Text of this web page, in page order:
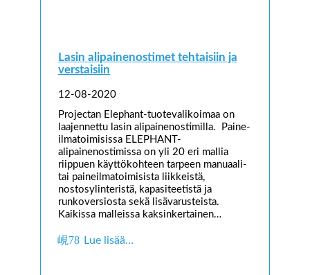
Lasin alipainenostimet tehtaisiin ja
verstaisiin
12-08-2020
Projectan Elephant-tuotevalikoimaa on
laajennettu lasin alipainenostimilla. Paine-
ilmatoimisissa ELEPHANT-
alipainenostimissa on yli 20 eri mallia
riippuen käyttökohteen tarpeen manuaali-
tai paineilmatoimisista liikkeistä,
nostosylinteristä, kapasiteetistä ja
runkoversiosta sekä lisävarusteista.
Kaikissa malleissa kaksinkertainen…
Lue lisää…